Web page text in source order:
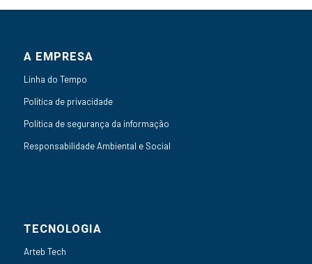
A EMPRESA
Linha do Tempo
Política de privacidade
Política de segurança da informação
Responsabilidade Ambiental e Social
TECNOLOGIA
Arteb Tech